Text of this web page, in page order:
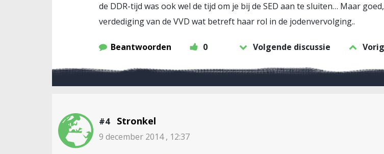
de DDR-tijd was ook wel de tijd om je bij de SED aan te sluiten… Maar
verdediging van de VVD wat betreft haar rol in de jodenvervolging..
Beantwoorden 0 Volgende discussie
#4 Stronkel
9 december 2014 , 12:37